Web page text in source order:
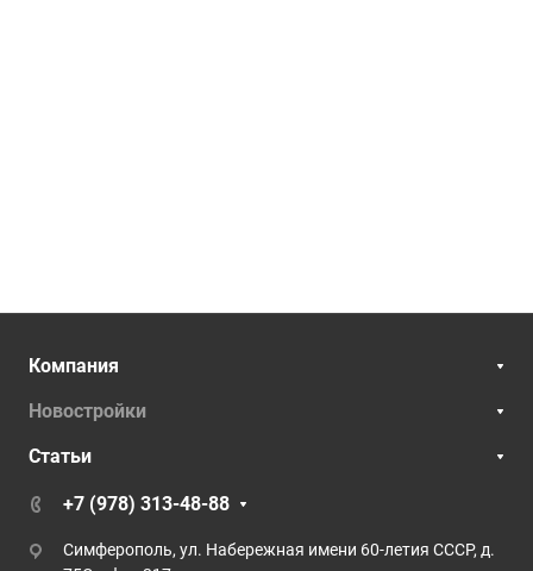
Компания
Новостройки
Статьи
+7 (978) 313-48-88
Симферополь, ул. Набережная имени 60-летия СССР, д.